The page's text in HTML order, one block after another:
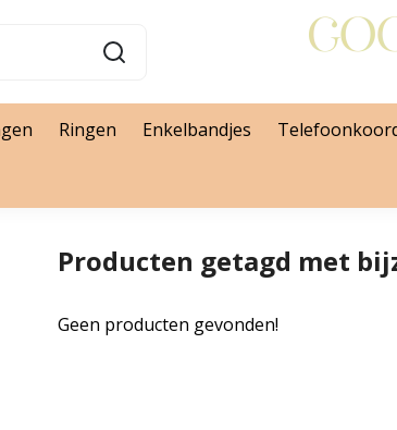
Ringen Enkelbandjes
Producten getagd met
Geen producten gevonden!